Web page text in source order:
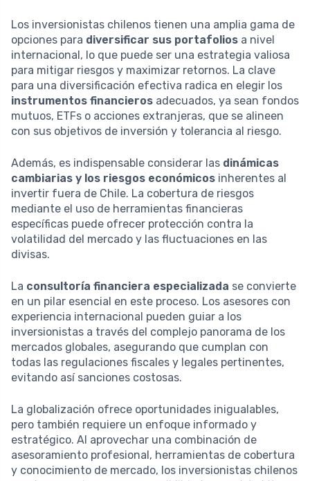
Los inversionistas chilenos tienen una amplia gama de
opciones para diversificar sus portafolios a nivel
internacional, lo que puede ser una estrategia valiosa
para mitigar riesgos y maximizar retornos. La clave
para una diversificación efectiva radica en elegir los
instrumentos financieros adecuados, ya sean fondos
mutuos, ETFs o acciones extranjeras, que se alineen
con sus objetivos de inversión y tolerancia al riesgo.
Además, es indispensable considerar las dinámicas
cambiarias y los riesgos económicos inherentes al
invertir fuera de Chile. La cobertura de riesgos
mediante el uso de herramientas financieras
específicas puede ofrecer protección contra la
volatilidad del mercado y las fluctuaciones en las
divisas.
La consultoría financiera especializada se convierte
en un pilar esencial en este proceso. Los asesores con
experiencia internacional pueden guiar a los
inversionistas a través del complejo panorama de los
mercados globales, asegurando que cumplan con
todas las regulaciones fiscales y legales pertinentes,
evitando así sanciones costosas.
La globalización ofrece oportunidades inigualables,
pero también requiere un enfoque informado y
estratégico. Al aprovechar una combinación de
asesoramiento profesional, herramientas de cobertura
y conocimiento de mercado, los inversionistas chilenos